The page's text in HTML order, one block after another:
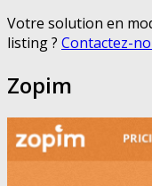
Votre solution en
listing ? Contactez-
Zopim